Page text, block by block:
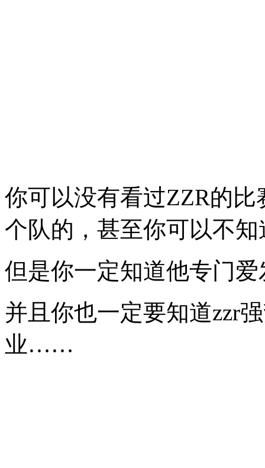
你可以没有看过ZZR的
个队的，甚至你可以不
但是你一定知道他专门
并且你也一定要知道zzr
业……